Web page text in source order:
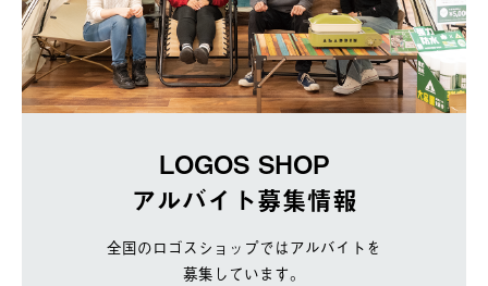
LOGOS SHOP
アルバイト募集情報
全国のロゴスショップではアルバイトを
募集しています。